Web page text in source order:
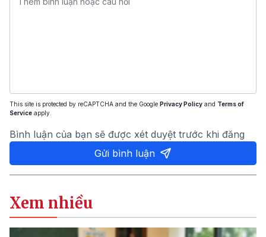
This site is protected by reCAPTCHA and the Google Privacy Policy and Terms of
Service apply.
Bình luận của bạn sẽ được xét duyệt trước khi đăng
Gửi bình luận
Xem nhiều